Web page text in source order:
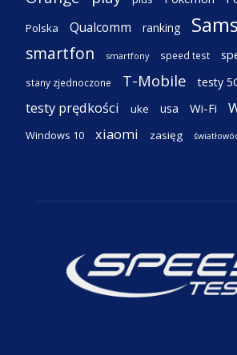
Polska Qualcomm ranking
smartfon smartfony speed test
stany zjednoczone T-Mobile testy
testy prędkości uke usa Wi-Fi
Windows 10 xiaomi zasięg